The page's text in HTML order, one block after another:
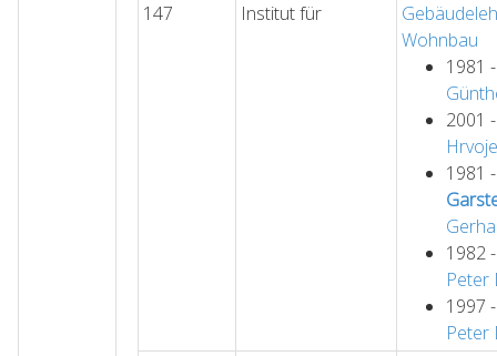
147
Institut für
Wohnbau
1981
2001
Hrvoje
1981
1982
Peter
1997
Peter